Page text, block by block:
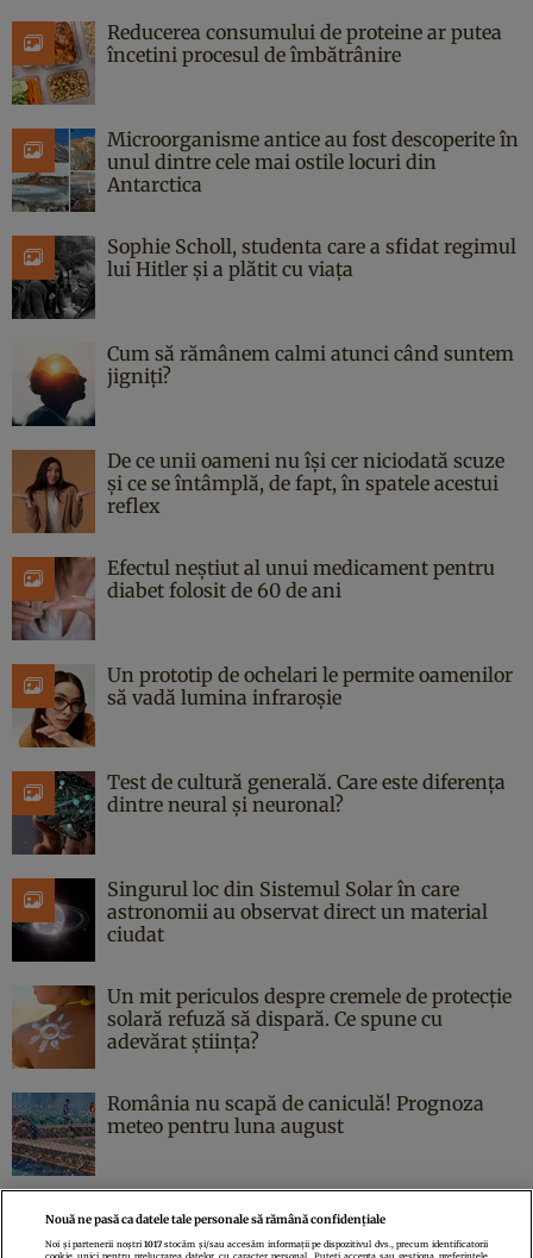
Reducerea consumului de proteine ar putea
încetini procesul de îmbătrânire
Microorganisme antice au fost descoperite în
unul dintre cele mai ostile locuri din
Antarctica
Sophie Scholl, studenta care a sfidat regimul
lui Hitler și a plătit cu viața
Cum să rămânem calmi atunci când suntem
jigniți?
De ce unii oameni nu își cer niciodată scuze
și ce se întâmplă, de fapt, în spatele acestui
reflex
Efectul neștiut al unui medicament pentru
diabet folosit de 60 de ani
Un prototip de ochelari le permite oamenilor
să vadă lumina infraroșie
Test de cultură generală. Care este diferența
dintre neural și neuronal?
Singurul loc din Sistemul Solar în care
astronomii au observat direct un material
ciudat
Un mit periculos despre cremele de protecție
solară refuză să dispară. Ce spune cu
adevărat știința?
România nu scapă de caniculă! Prognoza
meteo pentru luna august
Nouă ne pasă ca datele tale personale să rămână confidențiale
Noi și partenerii noștri1017 stocăm și/sau accesăm informații pe dispozitivul dvs., precum identificatorii
cookie unici pentru prelucrarea datelor cu caracter personal. Puteți accepta sau gestiona preferințele